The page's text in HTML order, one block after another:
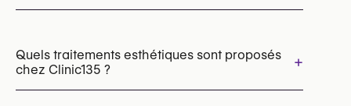
Quels traitements esthétiques sont proposés
chez Clinic135 ?
+